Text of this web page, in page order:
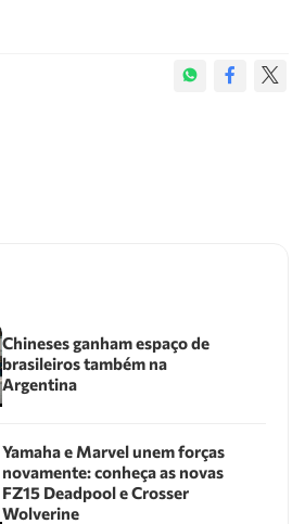
Chineses ganham espaço de
brasileiros também na
Argentina
Yamaha e Marvel unem forças
novamente: conheça as novas
FZ15 Deadpool e Crosser
Wolverine